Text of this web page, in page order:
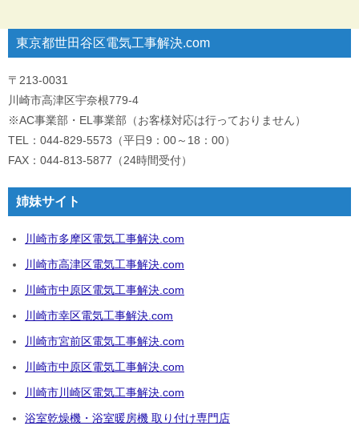
東京都世田谷区電気工事解決.com
〒213-0031
川崎市高津区宇奈根779-4
※AC事業部・EL事業部（お客様対応は行っておりません）
TEL：044-829-5573（平日9：00～18：00）
FAX：044-813-5877（24時間受付）
姉妹サイト
川崎市多摩区電気工事解決.com
川崎市高津区電気工事解決.com
川崎市中原区電気工事解決.com
川崎市幸区電気工事解決.com
川崎市宮前区電気工事解決.com
川崎市中原区電気工事解決.com
川崎市川崎区電気工事解決.com
浴室乾燥機・浴室暖房機 取り付け専門店